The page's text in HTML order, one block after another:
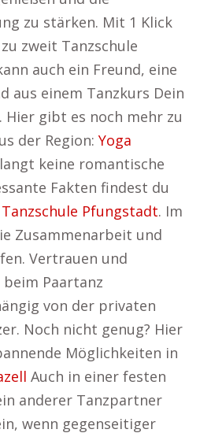
zu stärken. Mit 1 Klick
zweit Tanzschule
auch ein Freund, eine
aus einem Tanzkurs Dein
gibt es noch mehr zu
der Region: Yoga
keine romantische
Fakten findest du
Tanzschule Pfungstadt. Im
Zusammenarbeit und
Vertrauen und
Paartanz
von der privaten
Noch nicht genug? Hier
Möglichkeiten in
Auch in einer festen
anderer Tanzpartner
wenn gegenseitiger